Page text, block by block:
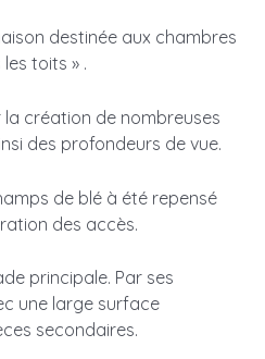
destinée aux chambres
toits » .
création de nombreuses
des profondeurs de vue.
de blé à été repensé
des accès.
principale. Par ses
une large surface
secondaires.